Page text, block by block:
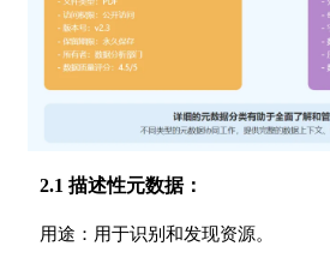
2.1 描述性元数据：
用途：用于识别和发现资源。